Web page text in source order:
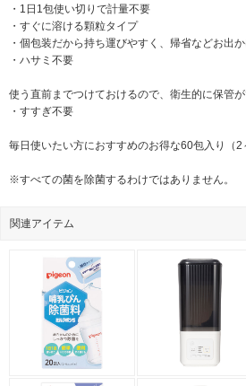
・1日1包使い切りで計量不要
・すぐに溶ける顆粒タイプ
・個包装だから持ち運びやすく、帰省などお出
・ハサミ不要
使う直前までつけておけるので、衛生的に保管が
・すすぎ不要
毎日使いたい方におすすめのお得な60包入り（2
※すべての菌を除菌するわけではありません。
関連アイテム